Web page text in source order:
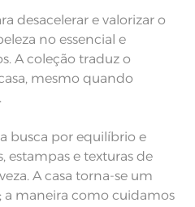
desacelerar e valorizar o
no essencial e
A coleção traduz o
mesmo quando
busca por equilíbrio e
estampas e texturas de
A casa torna-se um
a maneira como cuidamos